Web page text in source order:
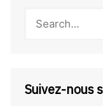
Suivez-nous